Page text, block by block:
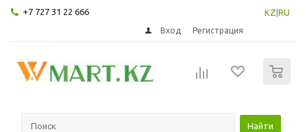
+7 727 31 22 666 KZ RU
Вход Регистрация
Найти